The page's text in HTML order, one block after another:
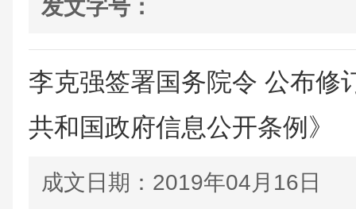
发文字号：
李克强签署国务院令 公布修
共和国政府信息公开条例》
成文日期： 2019年04月16日